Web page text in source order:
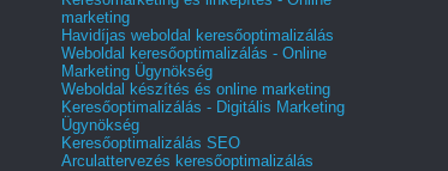
marketing
Havidíjas weboldal keresőoptimalizálás
Weboldal keresőoptimalizálás - Online
Marketing Ügynökség
Weboldal készítés és online marketing
Keresőoptimalizálás - Digitális Marketing
Ügynökség
Keresőoptimalizálás SEO
Arculattervezés keresőoptimalizálás